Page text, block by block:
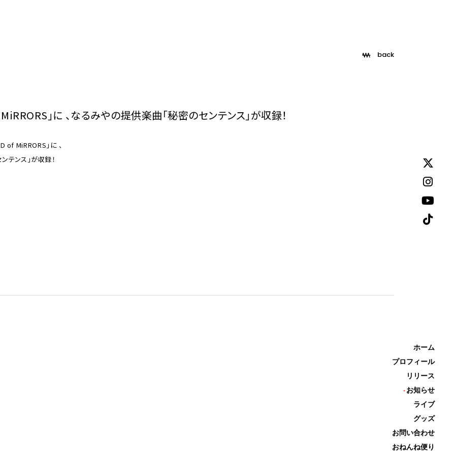
ホーム
プロフィール
リリース
お知らせ
ライブ
グッズ
お問い合わせ
おねんね便り
back
」に 、なるみやの提供楽曲｢秘密のセンテンス」が収録！
of MiRRORS」に 、
テンス」が収録！